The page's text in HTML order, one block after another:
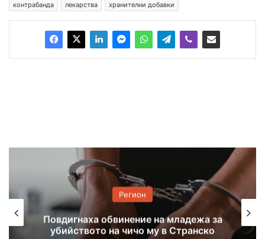
контрабанда
лекарства хранителни добавки
младежа за
в Странско
Регион
Задържаха 18-
убийството на чичо си с